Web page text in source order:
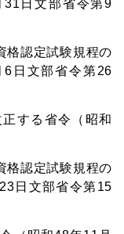
日文部省令第9
格認定試験規程の
日文部省令第26
する省令（昭和
格認定試験規程の
日文部省令第15